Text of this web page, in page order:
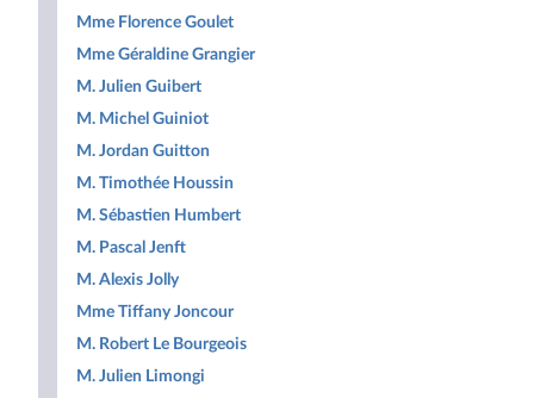
Mme Florence Goulet
Mme Géraldine Grangier
M. Julien Guibert
M. Michel Guiniot
M. Jordan Guitton
M. Timothée Houssin
M. Sébastien Humbert
M. Pascal Jenft
M. Alexis Jolly
Mme Tiffany Joncour
M. Robert Le Bourgeois
M. Julien Limongi